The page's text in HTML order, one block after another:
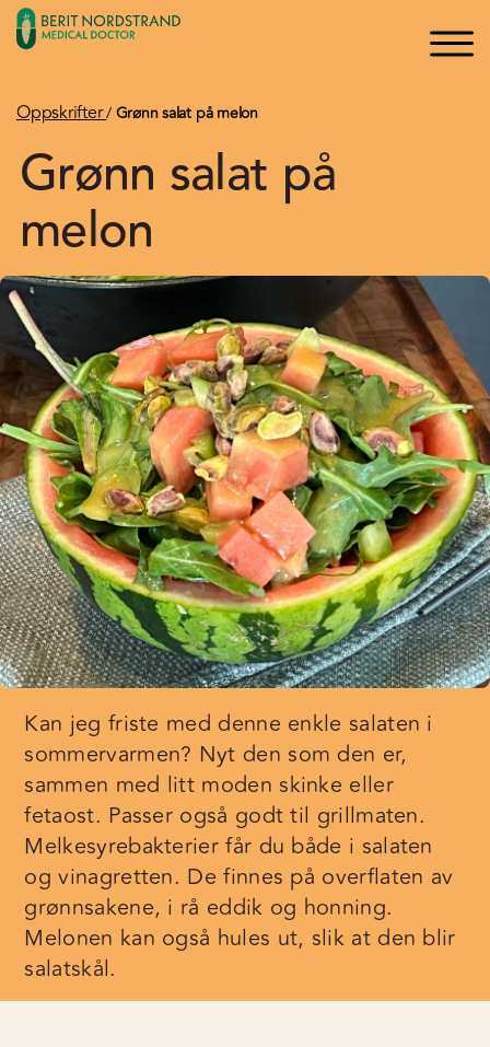
Søk ×
Bli medlem
Oppskrifter
Kurs og Foredrag
Bøker
×
Oppskrifter/Grønn salat på melon
Grønn salat på
melon
Kan jeg friste med denne enkle salaten i
sommervarmen? Nyt den som den er,
sammen med litt moden skinke eller
fetaost. Passer også godt til grillmaten.
Melkesyrebakterier får du både i salaten
og vinagretten. De finnes på overflaten av
grønnsakene, i rå eddik og honning.
Melonen kan også hules ut, slik at den blir
salatskål.